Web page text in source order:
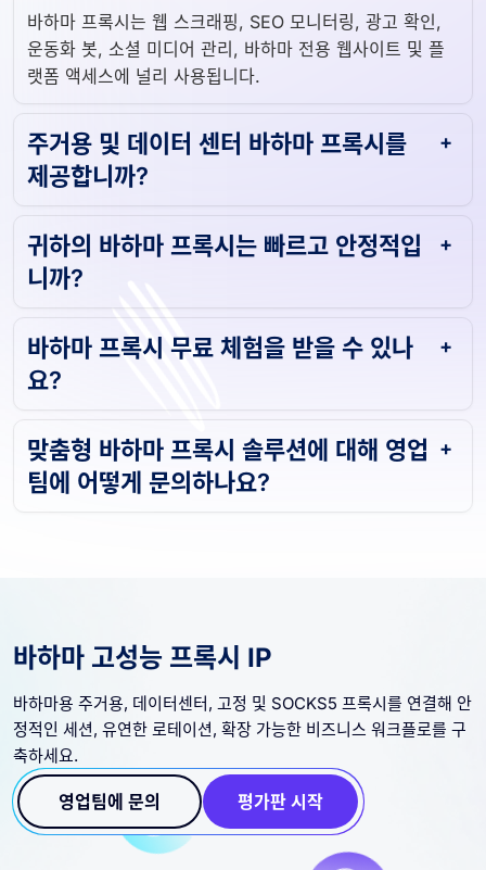
바하마 프록시는 웹 스크래핑, SEO 모니터링, 광고 확인,
운동화 봇, 소셜 미디어 관리, 바하마 전용 웹사이트 및 플
랫폼 액세스에 널리 사용됩니다.
주거용 및 데이터 센터 바하마 프록시를
제공합니까?
귀하의 바하마 프록시는 빠르고 안정적입
니까?
바하마 프록시 무료 체험을 받을 수 있나
요?
맞춤형 바하마 프록시 솔루션에 대해 영업
팀에 어떻게 문의하나요?
바하마 고성능 프록시 IP
바하마용 주거용, 데이터센터, 고정 및 SOCKS5 프록시를 연결해 안
정적인 세션, 유연한 로테이션, 확장 가능한 비즈니스 워크플로를 구
축하세요.
영업팀에 문의 평가판 시작